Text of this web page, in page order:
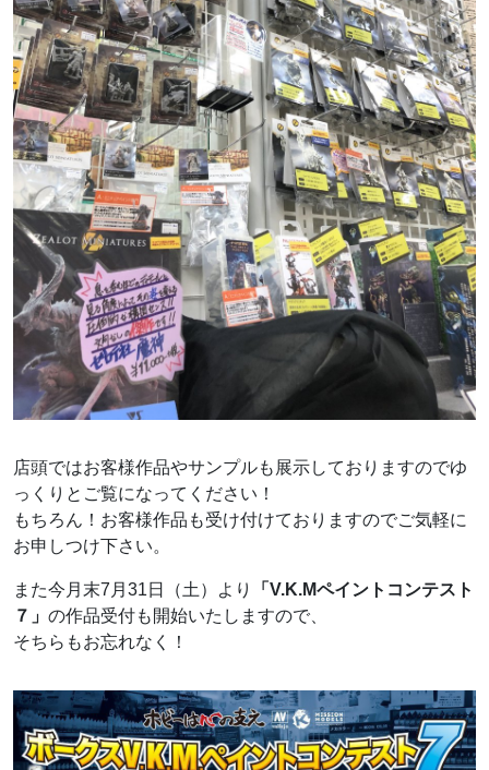
店頭ではお客様作品やサンプルも展示しておりますのでゆ
っくりとご覧になってください！
もちろん！お客様作品も受け付けておりますのでご気軽に
お申しつけ下さい。
また今月末7月31日（土）より
「V.K.Mペイントコンテスト
７」 の作品受付も開始いたしますので、
そちらもお忘れなく！